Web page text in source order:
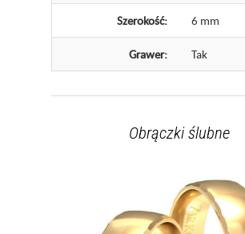
Szerokość: 6 mm
Grawer: Tak
Obrączki ślubne